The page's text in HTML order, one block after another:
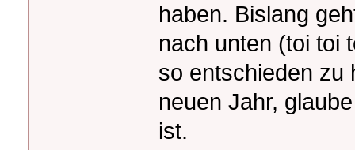
haben. Bislang
nach unten (toi toi
so entschieden zu
neuen Jahr,
ist.